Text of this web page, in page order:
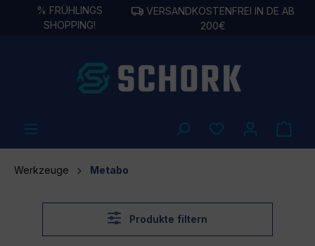
springen
% FRÜHLINGS
SHOPPING!
VERSANDKOSTENFREI IN DE AB
200€
Werkzeuge Metabo
Produkte filtern